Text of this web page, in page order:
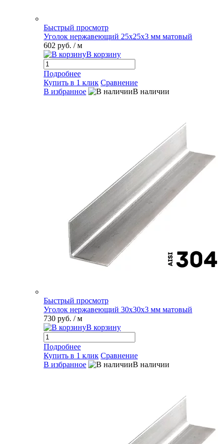
Быстрый просмотр
Уголок нержавеющий 25х25х3 мм матовый
602 руб. / м
В корзину
Подробнее
Купить в 1 клик Сравнение
В избранное
В наличии
Быстрый просмотр
Уголок нержавеющий 30х30х3 мм матовый
730 руб. / м
В корзину
Подробнее
Купить в 1 клик Сравнение
В избранное
В наличии